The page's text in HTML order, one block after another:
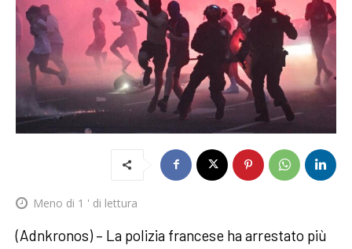
Meno di 1 ' di lettura
(Adnkronos) – La polizia francese ha arrestato più